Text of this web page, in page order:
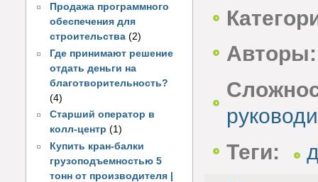
Продажа программного
обеспечения для
строительства (2)
Где принимают решение
отдать деньги на
благотворительность?
(4)
Старший оператор в
колл-центр (1)
Купить кран-балки
грузоподъемностью 5
тонн от производителя |
Авторы:
Теги: